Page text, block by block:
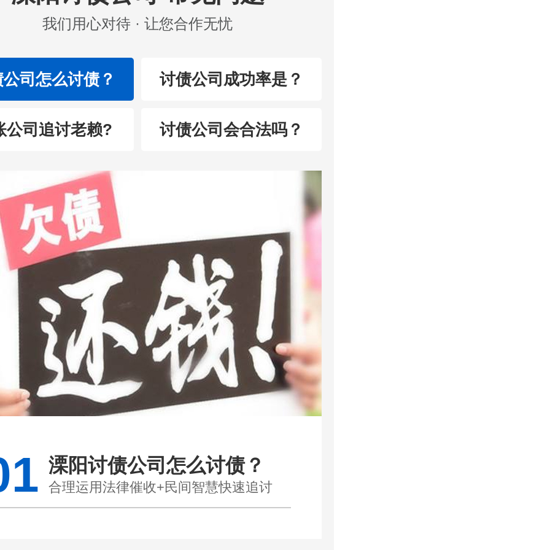
我们用心对待 · 让您合作无忧
司怎么讨债？ 讨债公司成功率是？
公司追讨老赖? 讨债公司会合法吗？
溧阳讨债公司怎么讨债？
合理运用法律催收+民间智慧快速追讨